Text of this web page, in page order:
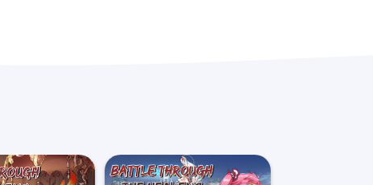
suivre l’acheminement de votre commande.